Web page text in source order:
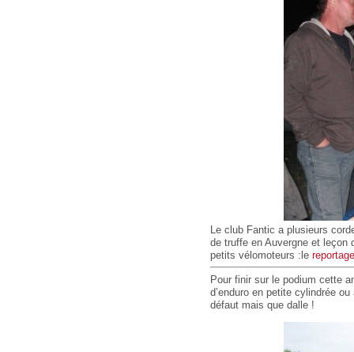
Le club Fantic a plusieurs
de truffe en Auvergne et
petits vélomoteurs :le
Pour finir sur le podium cette
d’enduro en petite cylindrée
défaut mais que dalle !